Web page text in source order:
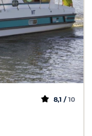
8,1 / 10